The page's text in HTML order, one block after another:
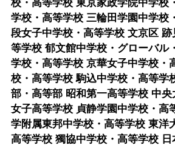
校・高等学校 東京家政学院中学校
学校・高等学校 三輪田学園中学校
段女子中学校・高等学校 文京区
等学校 郁文館中学校・グローバル
学校・高等学校 京華女子中学校・
校・高等学校 駒込中学校・高等学
部・高等部 昭和第一高等学校 中
女子高等学校 貞静学園中学校・高
学附属東邦中学校・高等学校 東洋
高等学校 獨協中学校・高等学校